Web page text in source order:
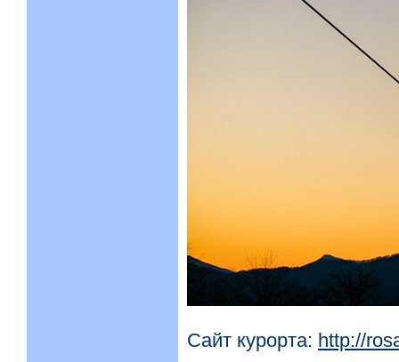
Сайт курорта: http://